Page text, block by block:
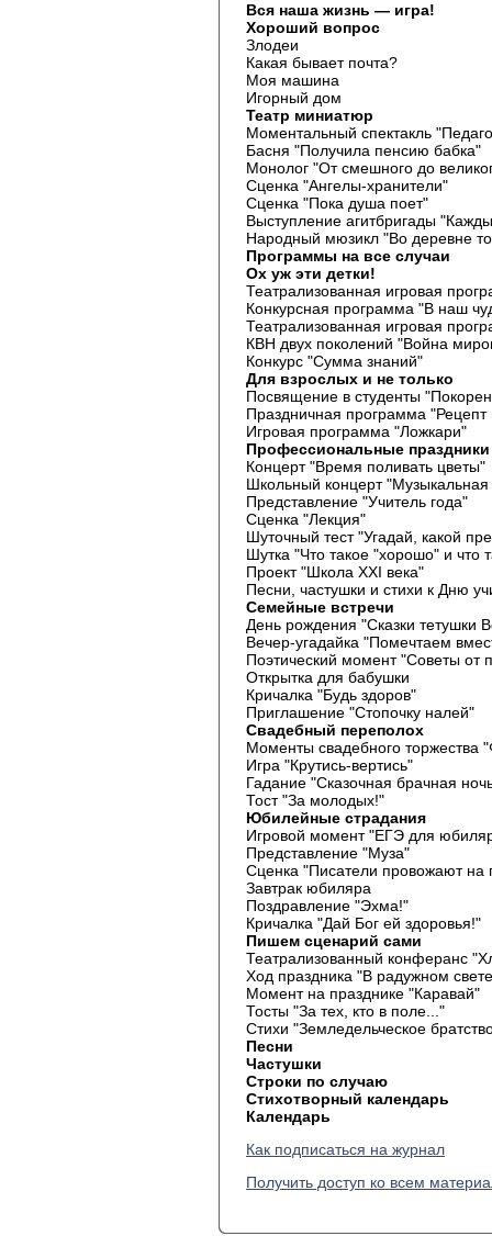
Вся наша жизнь — игра!
Хороший вопрос
Злодеи
Какая бывает почта?
Моя машина
Игорный дом
Театр миниатюр
Моментальный спектакль
Басня "Получила пенсию бабка"
Монолог "От смешного до
Сценка "Ангелы-хранители"
Сценка "Пока душа поет"
Выступление агитбригады
Народный мюзикл "Во деревне
Программы на все случаи
Ох уж эти детки!
Театрализованная игровая
Конкурсная программа "В наш
Театрализованная игровая
КВН двух поколений "Война
Конкурс "Сумма знаний"
Для взрослых и не только
Посвящение в студенты
Праздничная программа "Рецепт
Игровая программа "Ложкари"
Профессиональные праздники
Концерт "Время поливать цветы"
Школьный концерт "Музыкальная
Представление "Учитель года"
Сценка "Лекция"
Шуточный тест "Угадай, какой
Шутка "Что такое "хорошо" и что
Проект "Школа XXI века"
Песни, частушки и стихи к Дню
Семейные встречи
День рождения "Сказки тетушки
Вечер-угадайка "Помечтаем
Поэтический момент "Советы от
Открытка для бабушки
Кричалка "Будь здоров"
Приглашение "Стопочку налей"
Свадебный переполох
Моменты свадебного
Игра "Крутись-вертись"
Гадание "Сказочная брачная
Тост "За молодых!"
Юбилейные страдания
Игровой момент "ЕГЭ для
Представление "Муза"
Сценка "Писатели провожают на
Завтрак юбиляра
Поздравление "Эхма!"
Кричалка "Дай Бог ей здоровья!"
Пишем сценарий сами
Театрализованный конферанс
Ход праздника "В радужном
Момент на празднике "Каравай"
Тосты "За тех, кто в поле..."
Стихи "Земледельческое
Песни
Частушки
Строки по случаю
Стихотворный календарь
Календарь
Как подписаться на журнал
Получить доступ ко всем